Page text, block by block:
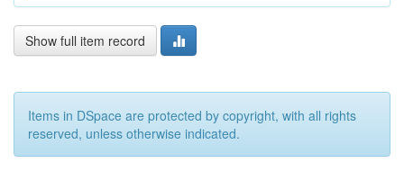
Show full item record
Items in DSpace are protected by copyright, with all rights
reserved, unless otherwise indicated.